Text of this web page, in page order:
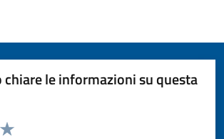
chiare le informazioni su questa
la pagina